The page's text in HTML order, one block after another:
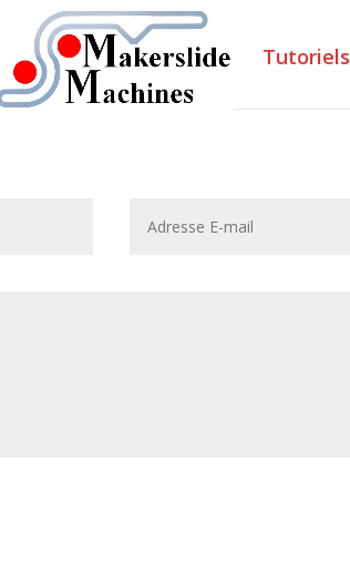
Tutoriels